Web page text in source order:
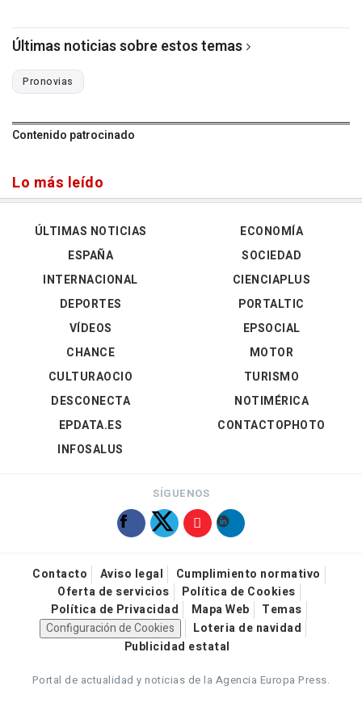
Últimas noticias sobre estos temas
Pronovias
Contenido patrocinado
Lo más leído
ÚLTIMAS NOTICIAS
ESPAÑA
INTERNACIONAL
DEPORTES
VÍDEOS
ECONOMÍA
SOCIEDAD
CIENCIAPLUS
PORTALTIC
EPSOCIAL
CHANCE
CULTURAOCIO
DESCONECTA
EPDATA.ES
INFOSALUS
MOTOR
TURISMO
NOTIMÉRICA
CONTACTOPHOTO
SÍGUENOS
Contacto Aviso legal
Cumplimiento normativo
Oferta de servicios
Política de Cookies
Política de Privacidad
Mapa Web
Temas
Configuración de Cookies
Loteria de navidad
Publicidad estatal
Portal de actualidad y noticias de la Agencia Europa Press.